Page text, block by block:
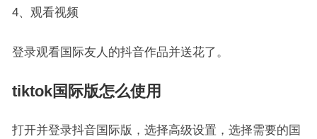
4、观看视频
登录观看国际友人的抖音作品并送花了。
tiktok国际版怎么使用
打开并登录抖音国际版，选择高级设置，选择需要的国